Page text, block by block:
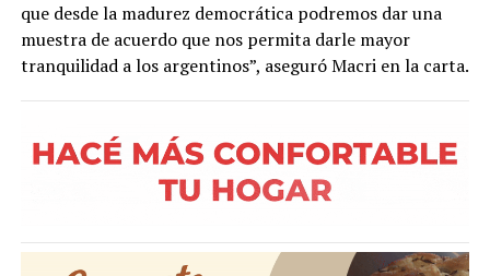
que desde la madurez democrática podremos dar una
muestra de acuerdo que nos permita darle mayor
tranquilidad a los argentinos”, aseguró Macri en la carta.